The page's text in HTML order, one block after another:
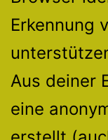
Erkennung
Aus deiner
eine